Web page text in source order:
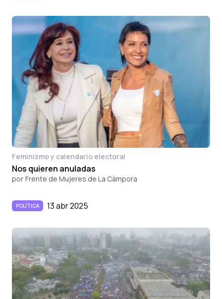
Feminismo y calendario electoral
Nos quieren anuladas
por Frente de Mujeres de La Cámpora
POLÍTICA 13 abr 2025